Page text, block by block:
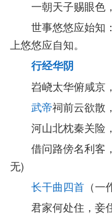
一朝天子赐眼色
世事悠悠应始知
上悠悠应自知。
行经华阴
岧峣太华俯咸京
武帝祠前云欲散，
河山北枕秦关险
借问路傍名利客
无)
长干曲四首 （一
君家何处住，妾